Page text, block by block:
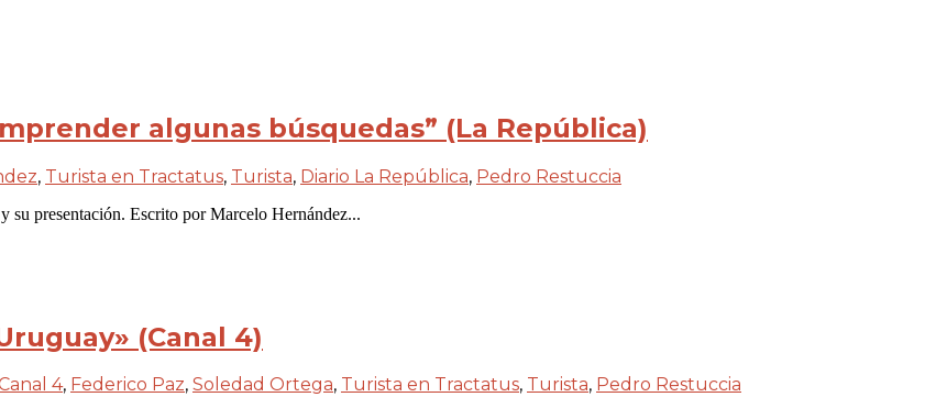
algunas búsquedas” (La República)
, Turista en Tractatus, Turista, Diario La República, Pedro Restuccia
presentación. Escrito por Marcelo Hernández...
(Canal 4)
4, Federico Paz, Soledad Ortega, Turista en Tractatus, Turista, Pedro Restuccia